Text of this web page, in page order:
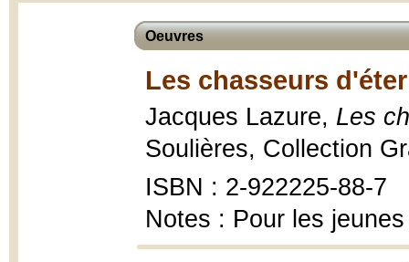
Oeuvres
Les chasseurs
Jacques Lazure, Les
Soulières, Collection
ISBN : 2-922225-88-7
Notes : Pour les